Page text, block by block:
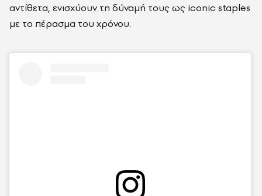
αντίθετα, ενισχύουν τη δύναμή τους ως iconic staples
με το πέρασμα του χρόνου.